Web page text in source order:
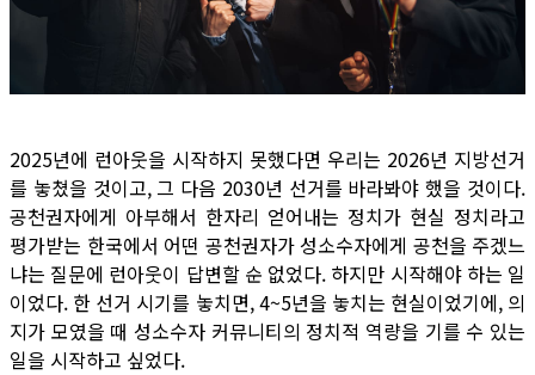
2025년에 런아웃을 시작하지 못했다면 우리는 2026년 지방선거
를 놓쳤을 것이고, 그 다음 2030년 선거를 바라봐야 했을 것이다.
공천권자에게 아부해서 한자리 얻어내는 정치가 현실 정치라고
평가받는 한국에서 어떤 공천권자가 성소수자에게 공천을 주겠느
냐는 질문에 런아웃이 답변할 순 없었다. 하지만 시작해야 하는 일
이었다. 한 선거 시기를 놓치면, 4~5년을 놓치는 현실이었기에, 의
지가 모였을 때 성소수자 커뮤니티의 정치적 역량을 기를 수 있는
일을 시작하고 싶었다.